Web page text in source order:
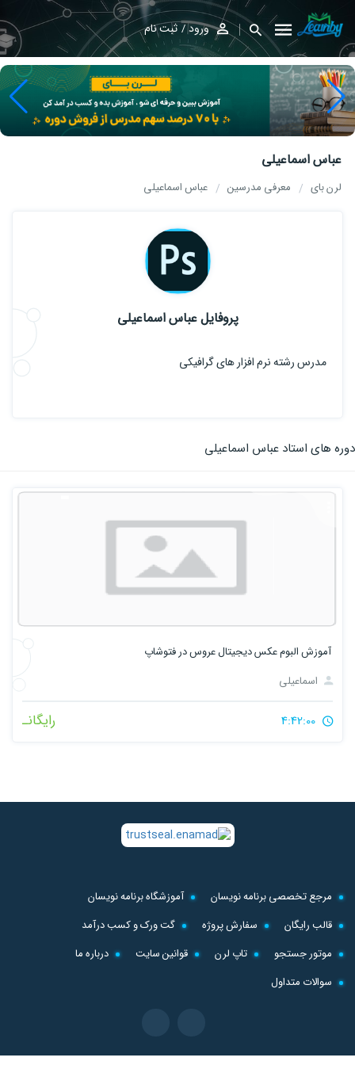
ورود ثبت نام
عباس اسماعیلی
لرن بای معرفی مدرسین عباس اسماعیلی
پروفایل عباس اسماعیلی
مدرس رشته نرم افزار های گرافیکی
دوره های استاد عباس اسماعیلی
آموزش البوم عکس دیجیتال عروس در فتوشاپ
اسماعیلی
رایگانـ
مرجع تخصصی برنامه نویسان
آموزشگاه برنامه نویسان
قالب رایگان
سفارش پروژه
گت ورک و کسب درآمد
موتور جستجو
تاپ لرن قوانین سایت
درباره ما
سوالات متداول